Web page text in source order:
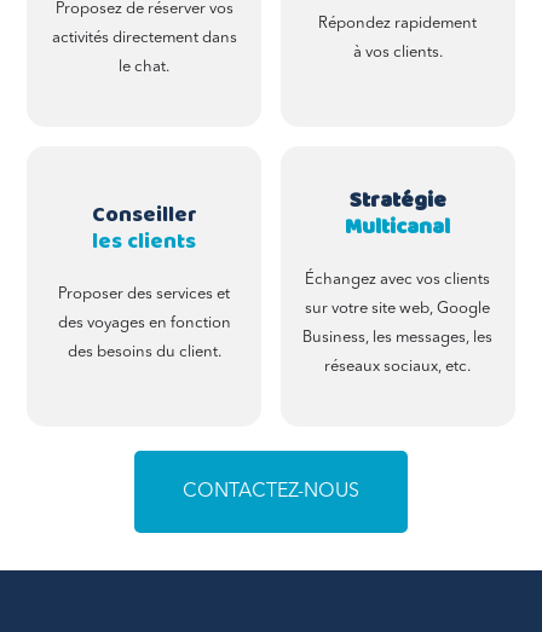
Proposez de réserver vos
activités directement dans
le chat.
Répondez rapidement
à vos clients.
Conseiller
les clients
Proposer des services et
des voyages en fonction
des besoins du client.
Stratégie
Multicanal
Échangez avec vos clients
sur votre site web, Google
Business, les messages, les
réseaux sociaux, etc.
CONTACTEZ-NOUS